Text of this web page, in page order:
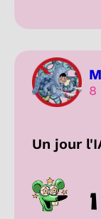
8
Un jour
1